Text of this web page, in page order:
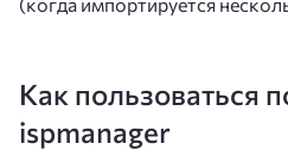
Как пользоваться
ispmanager